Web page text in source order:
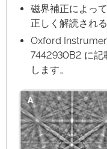
磁界補正によっ
正しく解読され
Oxford
7442930B2 に記
します。